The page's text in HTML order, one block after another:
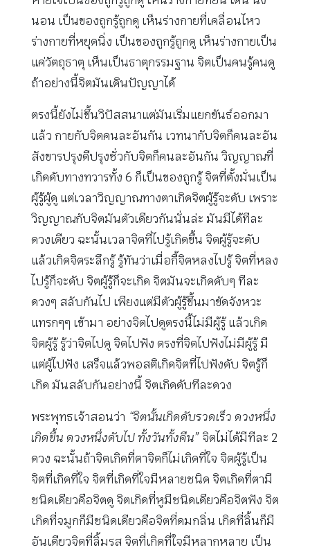
นอน เป็นของถูกรู้ถูกดู เห็นร่างกายที่เคลื่อนไหว
ร่างกายที่หยุดนิ่ง เป็นของถูกรู้ถูกดู เห็นร่างกายเป็น
แค่วัตถุธาตุ เห็นเป็นธาตุกรรมฐาน จิตเป็นคนรู้คนดู
ถ้าอย่างนี้จิตมันเดินปัญญาได้
ตรงนี้ยังไม่ขึ้นวิปัสสนาแต่มันเริ่มแยกขันธ์ออกมา
แล้ว กายกับจิตคนละอันกัน เวทนากับจิตก็คนละอัน
สังขารปรุงดีปรุงชั่วกับจิตก็คนละอันกัน วิญญาณที่
เกิดดับทางทวารทั้ง 6 ก็เป็นของถูกรู้ จิตที่ตั้งมั่นเป็น
ผู้รู้ผู้ดู แต่เวลาวิญญาณทางตาเกิดจิตผู้รู้จะดับ เพราะ
วิญญาณกับจิตมันตัวเดียวกันนั่นล่ะ มันมีได้ทีละ
ดวงเดียว ฉะนั้นเวลาจิตที่ไปรู้เกิดขึ้น จิตผู้รู้จะดับ
แล้วเกิดจิตระลึกรู้ รู้ทันว่าเมื่อกี้จิตหลงไปรู้ จิตที่หลง
ไปรู้ก็จะดับ จิตผู้รู้ก็จะเกิด จิตมันจะเกิดดับๆ ทีละ
ดวงๆ สลับกันไป เพียงแต่มีตัวผู้รู้ขึ้นมาขัดจังหวะ
แทรกๆๆ เข้ามา อย่างจิตไปดูตรงนี้ไม่มีผู้รู้ แล้วเกิด
จิตผู้รู้ รู้ว่าจิตไปดู จิตไปฟัง ตรงที่จิตไปฟังไม่มีผู้รู้ มี
แต่ผู้ไปฟัง เสร็จแล้วพอสติเกิดจิตที่ไปฟังดับ จิตรู้ก็
เกิด มันสลับกันอย่างนี้ จิตเกิดดับทีละดวง
พระพุทธเจ้าสอนว่า “จิตนั้นเกิดดับรวดเร็ว ดวงหนึ่ง
เกิดขึ้น ดวงหนึ่งดับไป ทั้งวันทั้งคืน” จิตไม่ได้มีทีละ 2
ดวง ฉะนั้นถ้าจิตเกิดที่ตาจิตก็ไม่เกิดที่ใจ จิตผู้รู้เป็น
จิตที่เกิดที่ใจ จิตที่เกิดที่ใจมีหลายชนิด จิตเกิดที่ตามี
ชนิดเดียวคือจิตดู จิตเกิดที่หูมีชนิดเดียวคือจิตฟัง จิต
เกิดที่จมูกก็มีชนิดเดียวคือจิตที่ดมกลิ่น เกิดที่ลิ้นก็มี
อันเดียวจิตที่ลิ้มรส จิตที่เกิดที่ใจมีหลากหลาย เป็น